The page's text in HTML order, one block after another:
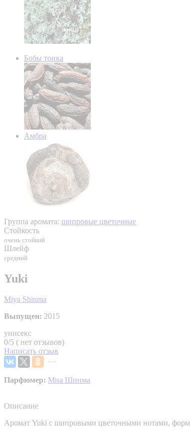
Бобы тонка
Амбра
Группа аромата: шипровые цветочные
Стойкость
очень стойкий
Шлейф
средний
Yuki
Miya Shinma
Выпущен: 2015
унисекс
0/5 ( нет отзывов)
Написать отзыв
Парфюмер: Миа Шинма
Описание
Аромат Yuki с шипровыми цветочными нотами,